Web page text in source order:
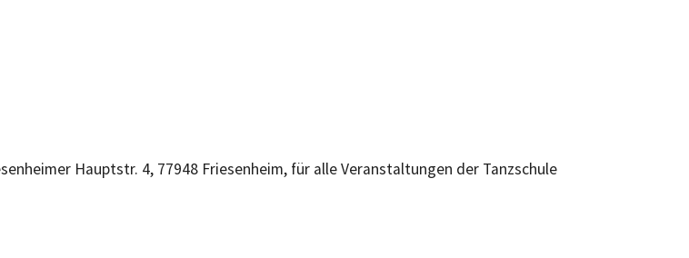
Hauptstr. 4, 77948 Friesenheim, für alle Veranstaltungen der Tanzschule